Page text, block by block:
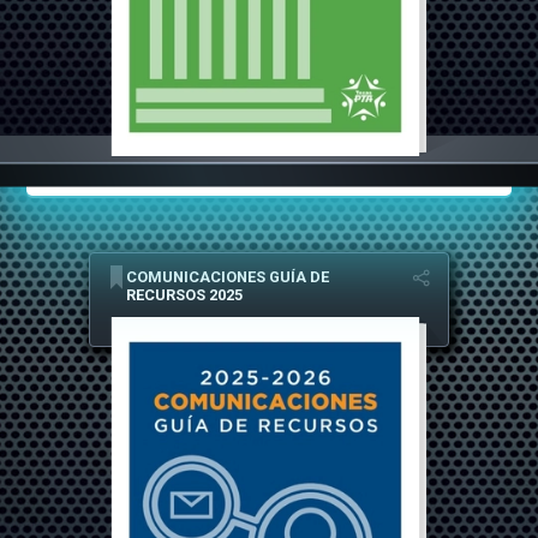
COMUNICACIONES GUÍA DE
RECURSOS 2025